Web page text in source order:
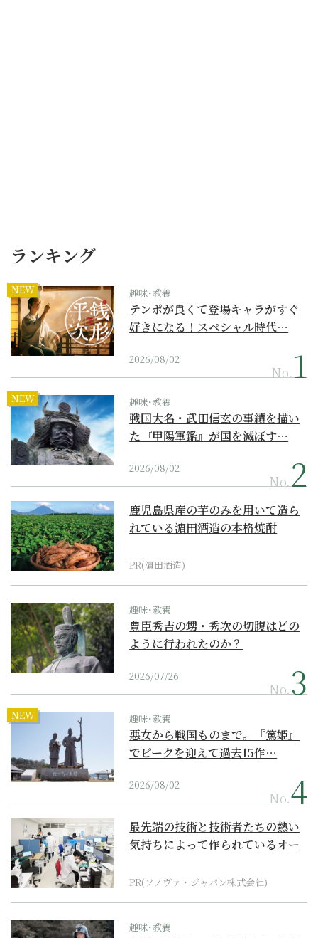
ランキング
NEW 趣味･教養
テンポが良くて登場キャラがすぐ
好きになる！スペシャル時代…
2026/08/02
No.
NEW 趣味･教養
戦国大名・武田信玄の事績を描い
た『甲陽軍鑑』が国を滅ぼす…
2026/08/02
No.
鹿児島県産の芋のみを用いて造ら
れている濵田酒造の本格焼酎
PR(濵田酒造)
趣味･教養
豊臣秀吉の甥・秀次の切腹はどの
ように行われたのか？
2026/07/26
No.
NEW 趣味･教養
悪女から戦国ものまで。『篤姫』
でピークを迎えて過去15作…
2026/08/02
No.
最先端の技術と技術者たちの熱い
気持ちによって作られているオー
PR(ソノヴァ・ジャパン株式会社)
趣味･教養